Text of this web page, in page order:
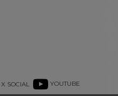
X SOCIAL YOUTUBE